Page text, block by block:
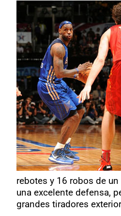
rebotes y 16 robos de
una excelente defensa,
grandes tiradores